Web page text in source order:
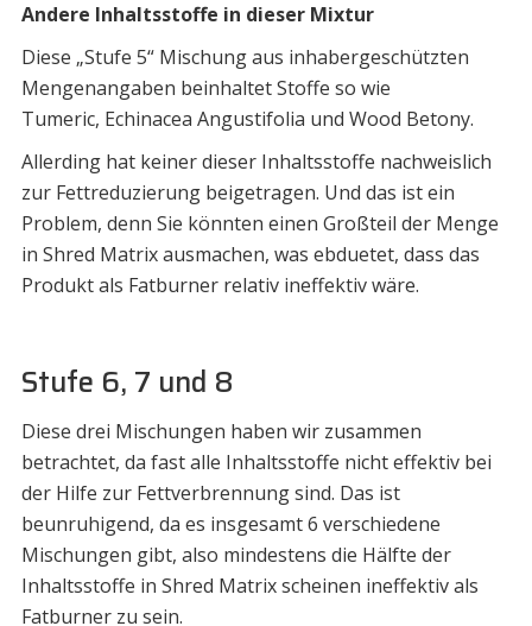
Andere Inhaltsstoffe in dieser Mixtur
Diese „Stufe 5“ Mischung aus inhabergeschützten
Mengenangaben beinhaltet Stoffe so wie
Tumeric, Echinacea Angustifolia und Wood Betony.
Allerding hat keiner dieser Inhaltsstoffe nachweislich
zur Fettreduzierung beigetragen. Und das ist ein
Problem, denn Sie könnten einen Großteil der Menge
in Shred Matrix ausmachen, was ebduetet, dass das
Produkt als Fatburner relativ ineffektiv wäre.
Stufe 6, 7 und 8
Diese drei Mischungen haben wir zusammen
betrachtet, da fast alle Inhaltsstoffe nicht effektiv bei
der Hilfe zur Fettverbrennung sind. Das ist
beunruhigend, da es insgesamt 6 verschiedene
Mischungen gibt, also mindestens die Hälfte der
Inhaltsstoffe in Shred Matrix scheinen ineffektiv als
Fatburner zu sein.